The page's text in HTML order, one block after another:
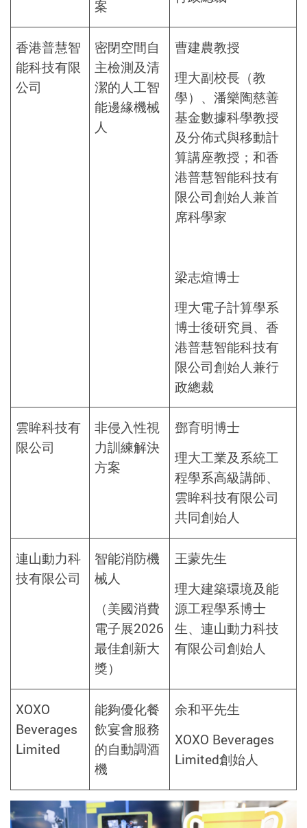
案
香港普慧智
能科技有限
公司
密閉空間自
主檢測及清
潔的人工智
能邊緣機械
人
曹建農教授
理大副校長（教
學）、潘樂陶慈善
基金數據科學教授
及分佈式與移動計
算講座教授；和香
港普慧智能科技有
限公司創始人兼首
席科學家
梁志煊博士
理大電子計算學系
博士後研究員、香
港普慧智能科技有
限公司創始人兼行
政總裁
雲眸科技有
限公司
非侵入性視
力訓練解決
方案
鄧育明博士
理大工業及系統工
程學系高級講師、
雲眸科技有限公司
共同創始人
連山動力科
技有限公司
智能消防機
械人
（美國消費
電子展2026
最佳創新大
獎）
王蒙先生
理大建築環境及能
源工程學系博士
生、連山動力科技
有限公司創始人
XOXO
Beverages
Limited
能夠優化餐
飲宴會服務
的自動調酒
機
余和平先生
XOXO Beverages
Limited創始人